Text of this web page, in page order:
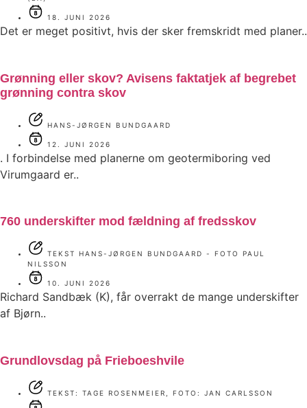
18. JUNI 2026
Det er meget positivt, hvis der sker fremskridt med planer..
Grønning eller skov? Avisens faktatjek af begrebet
grønning contra skov
HANS-JØRGEN BUNDGAARD
12. JUNI 2026
. I forbindelse med planerne om geotermiboring ved
Virumgaard er..
760 underskifter mod fældning af fredsskov
TEKST HANS-JØRGEN BUNDGAARD - FOTO PAUL
NILSSON
10. JUNI 2026
Richard Sandbæk (K), får overrakt de mange underskifter
af Bjørn..
Grundlovsdag på Frieboeshvile
TEKST: TAGE ROSENMEIER, FOTO: JAN CARLSSON